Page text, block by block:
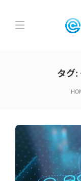
タグ: